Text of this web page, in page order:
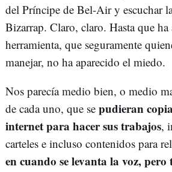
del Príncipe de Bel-Air y escuchar
Bizarrap. Claro, claro. Hasta que ha
herramienta, que seguramente
manejar, no ha aparecido el miedo.
Nos parecía medio bien, o medio
de cada uno, que se pudieran
internet para hacer sus trabajos,
carteles e incluso contenidos para
en cuando se levanta la voz,